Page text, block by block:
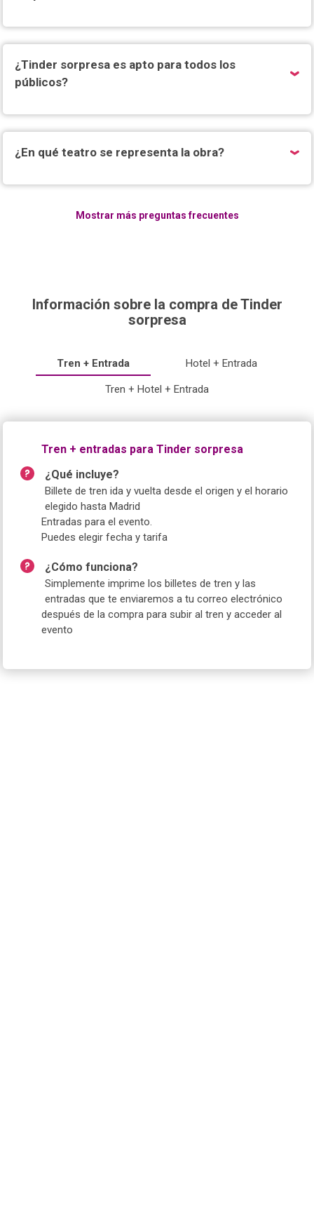
¿Tinder sorpresa es apto para todos los
públicos?
¿En qué teatro se representa la obra?
Mostrar más preguntas frecuentes
Información sobre la compra de Tinder
sorpresa
Tren + Entrada Hotel + Entrada
Tren + Hotel + Entrada
Tren + entradas para Tinder sorpresa
¿Qué incluye?
Billete de tren ida y vuelta desde el origen y el horario
elegido hasta Madrid
Entradas para el evento.
Puedes elegir fecha y tarifa
¿Cómo funciona?
Simplemente imprime los billetes de tren y las
entradas que te enviaremos a tu correo electrónico
después de la compra para subir al tren y acceder al
evento